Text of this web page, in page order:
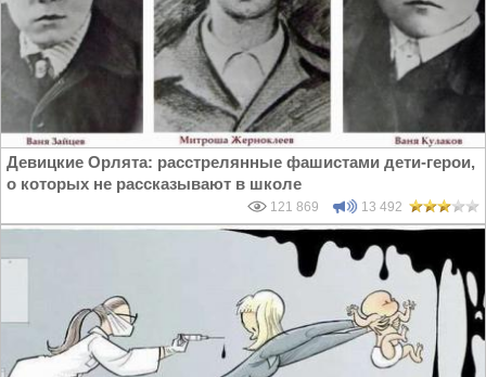
Девицкие Орлята: расстрелянные фашистами дети-герои,
о которых не рассказывают в школе
121 869 13 492